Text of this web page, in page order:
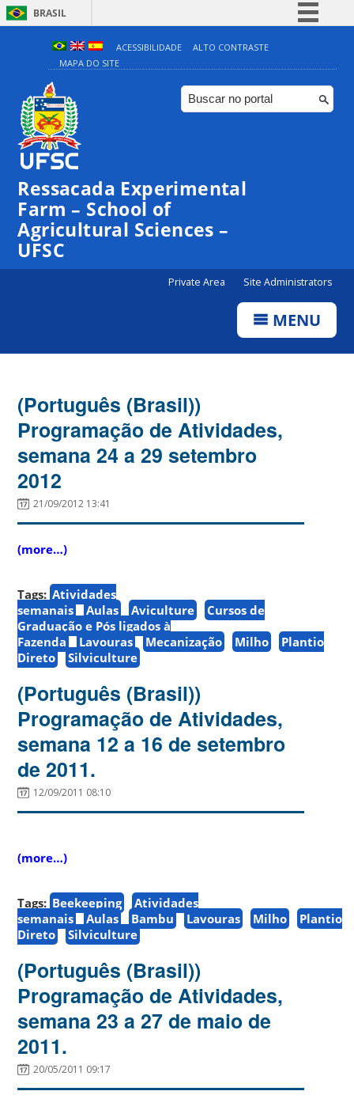
BRASIL
Simplifique!
Comunica BR
Participe
ACESSIBILIDADE
ALTO CONTRASTE
MAPA DO SITE
Ressacada Experimental
Farm – School of
Agricultural Sciences –
UFSC
Private Area Site Administrators
MENU
(Português (Brasil))
Programação de Atividades,
semana 24 a 29 setembro
2012
21/09/2012 13:41
(more…)
Tags: Atividades
semanais
Aulas Aviculture
Cursos de
Graduação e Pós ligados à
Fazenda
Lavouras Mecanização Milho
Plantio
Direto
Silviculture
(Português (Brasil))
Programação de Atividades,
semana 12 a 16 de setembro
de 2011.
12/09/2011 08:10
(more…)
Tags: Beekeeping
Atividades
semanais
Aulas Bambu Lavouras Milho
Plantio
Direto
Silviculture
(Português (Brasil))
Programação de Atividades,
semana 23 a 27 de maio de
2011.
20/05/2011 09:17